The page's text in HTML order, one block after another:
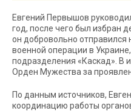
Евгений Первышов
год, после чего был избран
он добровольно отправился
военной операции в
подразделения «Каскад». В
Орден Мужества за
По данным источников,
координацию работы